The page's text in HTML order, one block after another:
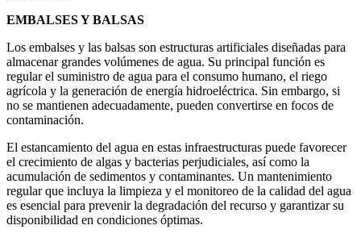
EMBALSES Y BALSAS
Los embalses y las balsas son estructuras artificiales diseñadas para
almacenar grandes volúmenes de agua. Su principal función es
regular el suministro de agua para el consumo humano, el riego
agrícola y la generación de energía hidroeléctrica. Sin embargo, si
no se mantienen adecuadamente, pueden convertirse en focos de
contaminación.
El estancamiento del agua en estas infraestructuras puede favorecer
el crecimiento de algas y bacterias perjudiciales, así como la
acumulación de sedimentos y contaminantes. Un mantenimiento
regular que incluya la limpieza y el monitoreo de la calidad del agua
es esencial para prevenir la degradación del recurso y garantizar su
disponibilidad en condiciones óptimas.